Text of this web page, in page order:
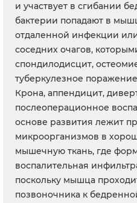
и участвует в сгибании
бактерии попадают в
отдаленной инфекции
соседних очагов,
спондилодисцит,
туберкулезное
Крона, аппендицит,
послеоперационное
основе развития лежит
микроорганизмов в
мышечную ткань, где
воспалительная
поскольку мышца
позвоночника к